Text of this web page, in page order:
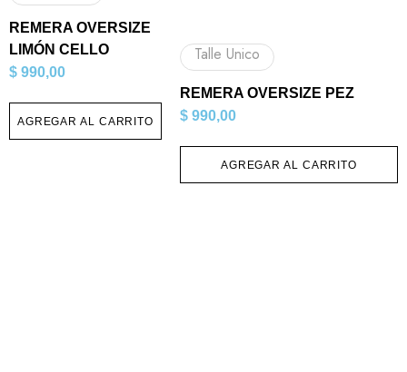
REMERA OVERSIZE
LIMÓN CELLO
$ 990,00
AGREGAR AL CARRITO
Talle Unico
REMERA OVERSIZE PEZ
$ 990,00
AGREGAR AL CARRITO